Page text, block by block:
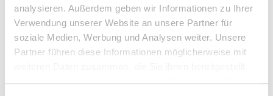
analysieren. Außerdem geben wir Informationen zu Ihrer
Verwendung unserer Website an unsere Partner für
soziale Medien, Werbung und Analysen weiter. Unsere
Partner führen diese Informationen möglicherweise mit
haben oder die sie im Rahmen Ihrer Nutzung der Dienste
Frau Peggy Günther
Telefax: 004934298549075